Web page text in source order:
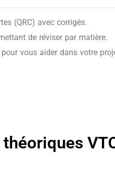
(QRC) avec corrigés.
de réviser par matière.
vous aider dans votre